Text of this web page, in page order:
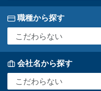
職種から探す
会社名から探す